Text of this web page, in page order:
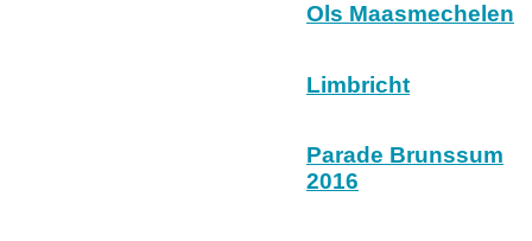
Ols Maasmechelen
Limbricht
Parade Brunssum
2016